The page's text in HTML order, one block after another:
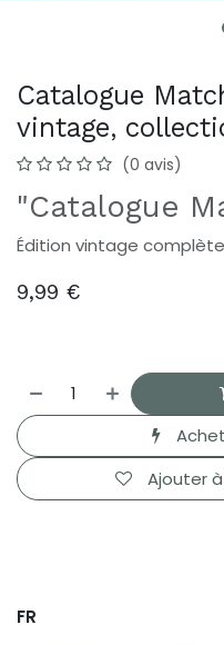
Catalogue
vintage,
(0 avis)
"Catalogue
Édition vintage
9,99 €
Ajouter
FR